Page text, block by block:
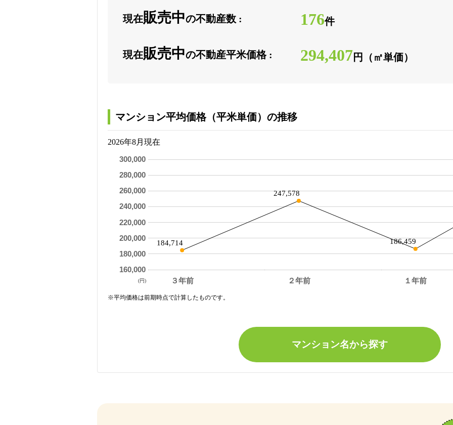
現在販売中の不動産数 : 176件
現在販売中の不動産平米価格 : 294,407円（㎡単価）
マンション平均価格（平米単価）の推移
2026年8月現在
３年前 ２年前 １年前
160,000
180,000
200,000
220,000
240,000
260,000
280,000
300,000
184,714
247,578
186,459
(円)
※平均価格は前期時点で計算したものです。
マンション名から探す